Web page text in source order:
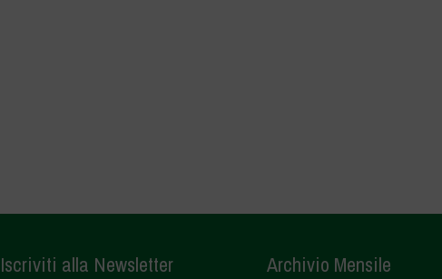
Iscriviti alla Newsletter Archivio Mensile